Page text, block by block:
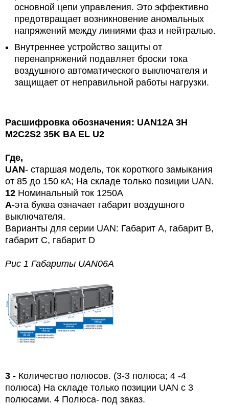
основной цепи управления. Это эффективно
предотвращает возникновение аномальных
напряжений между линиями фаз и нейтралью.
Внутреннее устройство защиты от
перенапряжений подавляет броски тока
воздушного автоматического выключателя и
защищает от неправильной работы нагрузки.
Расшифровка обозначения: UAN12A 3Н
M2C2S2 35K BA EL U2
Где,
UAN- старшая модель, ток короткого замыкания
от 85 до 150 кА; На складе только позиции UAN.
12 Номинальный ток 1250A
A-эта буква означает габарит воздушного
выключателя.
Варианты для серии UAN: Габарит А, габарит В,
габарит С, габарит D
Рис 1 Габариты UAN06A
3 - Количество полюсов. (3-3 полюса; 4 -4
полюса) На складе только позиции UAN с 3
полюсами. 4 Полюса- под заказ.